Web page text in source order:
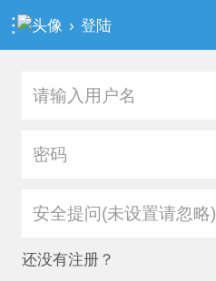
› 登陆
安全提问(未设置请忽略)
还没有注册？